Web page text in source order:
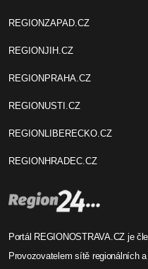
REGIONZAPAD.CZ
REGIONJIH.CZ
REGIONPRAHA.CZ
REGIONUSTI.CZ
REGIONLIBERECKO.CZ
REGIONHRADEC.CZ
Portál REGIONOSTRAVA.CZ je
Provozovatelem sítě regionálních